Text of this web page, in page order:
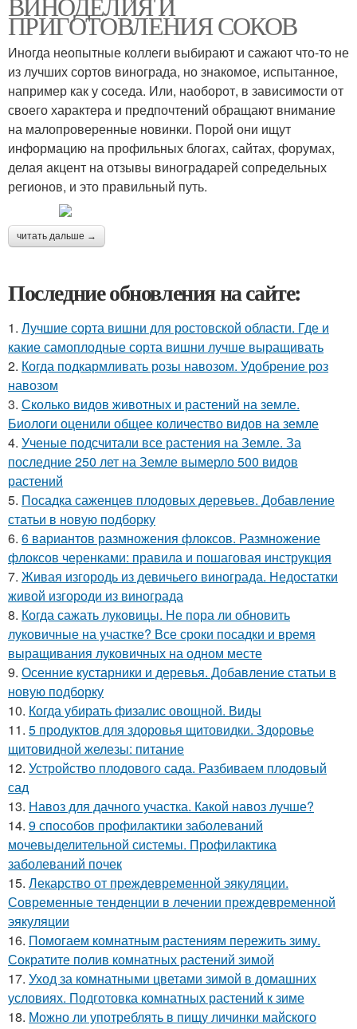
ПРИГОТОВЛЕНИЯ СОКОВ
Иногда неопытные коллеги выбирают и сажают что-то не
из лучших сортов винограда, но знакомое, испытанное,
например как у соседа. Или, наоборот, в зависимости от
своего характера и предпочтений обращают внимание
на малопроверенные новинки. Порой они ищут
информацию на профильных блогах, сайтах, форумах,
делая акцент на отзывы виноградарей сопредельных
регионов, и это правильный путь.
читать дальше →
Последние обновления на сайте:
1. Лучшие сорта вишни для ростовской области. Где и
какие самоплодные сорта вишни лучше выращивать
2. Когда подкармливать розы навозом. Удобрение роз
навозом
3. Сколько видов животных и растений на земле.
Биологи оценили общее количество видов на земле
4. Ученые подсчитали все растения на Земле. За
последние 250 лет на Земле вымерло 500 видов
растений
5. Посадка саженцев плодовых деревьев. Добавление
статьи в новую подборку
6. 6 вариантов размножения флоксов. Размножение
флоксов черенками: правила и пошаговая инструкция
7. Живая изгородь из девичьего винограда. Недостатки
живой изгороди из винограда
8. Когда сажать луковицы. Не пора ли обновить
луковичные на участке? Все сроки посадки и время
выращивания луковичных на одном месте
9. Осенние кустарники и деревья. Добавление статьи в
новую подборку
10. Когда убирать физалис овощной. Виды
11. 5 продуктов для здоровья щитовидки. Здоровье
щитовидной железы: питание
12. Устройство плодового сада. Разбиваем плодовый
сад
13. Навоз для дачного участка. Какой навоз лучше?
14. 9 способов профилактики заболеваний
мочевыделительной системы. Профилактика
заболеваний почек
15. Лекарство от преждевременной эякуляции.
Современные тенденции в лечении преждевременной
эякуляции
16. Помогаем комнатным растениям пережить зиму.
Сократите полив комнатных растений зимой
17. Уход за комнатными цветами зимой в домашних
условиях. Подготовка комнатных растений к зиме
18. Можно ли употреблять в пищу личинки майского